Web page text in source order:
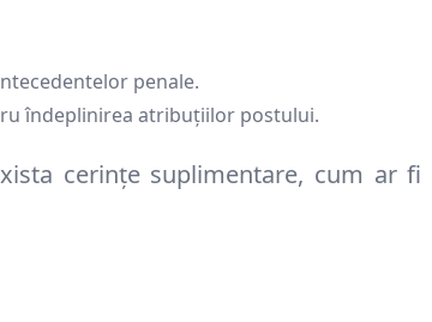
penale.
îndeplinirea atribuțiilor postului.
cerințe suplimentare, cum ar fi